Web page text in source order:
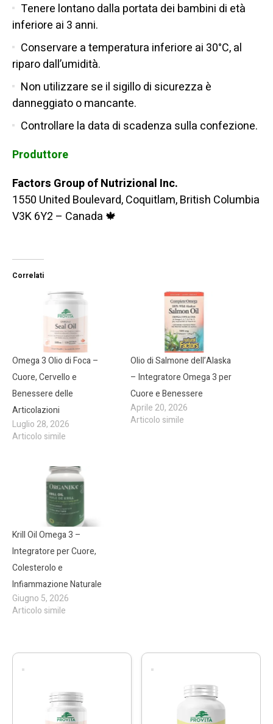
Tenere lontano dalla portata dei bambini di età
inferiore ai 3 anni.
Conservare a temperatura inferiore ai 30°C, al
riparo dall’umidità.
Non utilizzare se il sigillo di sicurezza è
danneggiato o mancante.
Controllare la data di scadenza sulla confezione.
Produttore
Factors Group of Nutrizional Inc.
1550 United Boulevard, Coquitlam, British Columbia
V3K 6Y2 – Canada 🍁
Correlati
Omega 3 Olio di Foca –
Cuore, Cervello e
Benessere delle
Articolazioni
Luglio 28, 2026
Articolo simile
Olio di Salmone dell’Alaska
– Integratore Omega 3 per
Cuore e Benessere
Aprile 20, 2026
Articolo simile
Krill Oil Omega 3 –
Integratore per Cuore,
Colesterolo e
Infiammazione Naturale
Giugno 5, 2026
Articolo simile